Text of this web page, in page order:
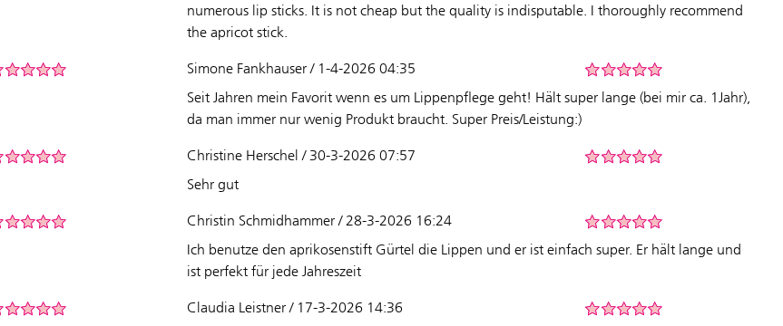
numerous lip sticks. It is not cheap but the quality is indisputable. I thoroughly recommend
the apricot stick.
Simone Fankhauser / 1-4-2026 04:35
Seit Jahren mein Favorit wenn es um Lippenpflege geht! Hält super lange (bei mir ca. 1Jahr),
da man immer nur wenig Produkt braucht. Super Preis/Leistung:)
Christine Herschel / 30-3-2026 07:57
Sehr gut
Christin Schmidhammer / 28-3-2026 16:24
Ich benutze den aprikosenstift Gürtel die Lippen und er ist einfach super. Er hält lange und
ist perfekt für jede Jahreszeit
Claudia Leistner / 17-3-2026 14:36